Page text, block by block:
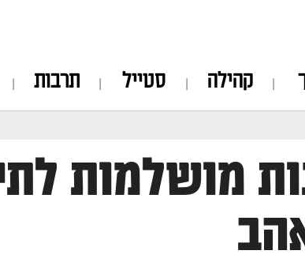
קהילה סטייל תרבות
מושלמות